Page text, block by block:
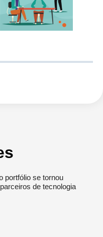
portfólio se tornou
de tecnologia